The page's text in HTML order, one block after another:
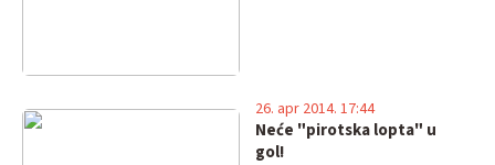
Neće "pirotska lopta" u
gol!
26. apr 2014. 17:44